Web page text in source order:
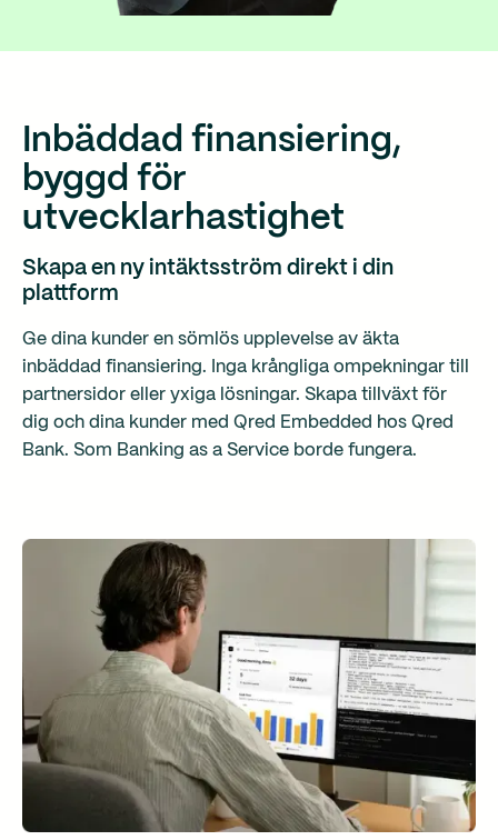
Inbäddad finansiering,
byggd för
utvecklarhastighet
Skapa en ny intäktsström direkt i din
plattform
Ge dina kunder en sömlös upplevelse av äkta
inbäddad finansiering. Inga krångliga ompekningar till
partnersidor eller yxiga lösningar. Skapa tillväxt för
dig och dina kunder med Qred Embedded hos Qred
Bank. Som Banking as a Service borde fungera.